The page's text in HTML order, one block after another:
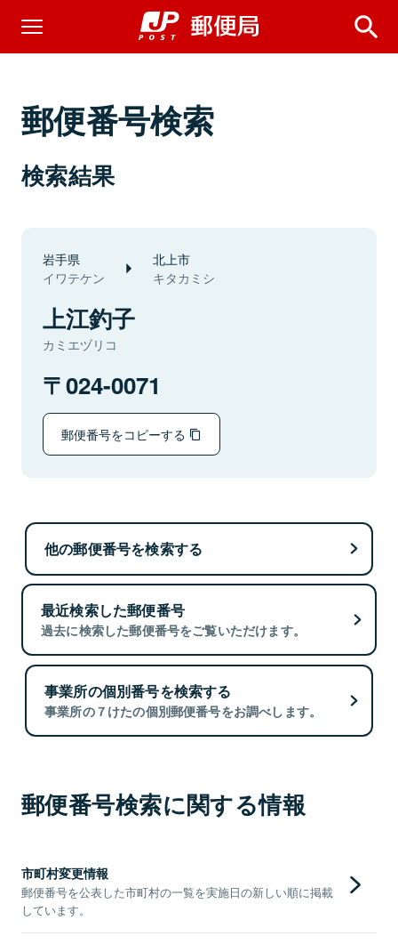
郵便番号検索
検索結果
岩手県
イワテケン
北上市
キタカミシ
上江釣子
カミエヅリコ
024-0071
郵便番号をコピーする
他の郵便番号を検索する
最近検索した郵便番号
過去に検索した郵便番号をご覧いただけます。
事業所の個別番号を検索する
事業所の７けたの個別郵便番号をお調べします。
郵便番号検索に関する情報
市町村変更情報
郵便番号を公表した市町村の一覧を実施日の新しい順に掲載
しています。